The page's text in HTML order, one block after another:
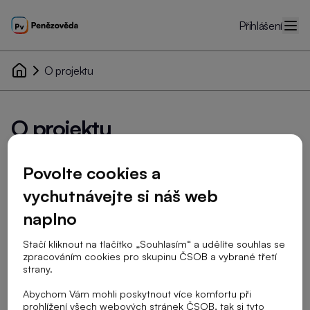
Přihlášení
O projektu
O projektu
Vzděláváme děti, učitele a seniory – Finanční, digitální
a udržitelné vzdělávání ČSOB nejenom pro školy.
Od roku 2016 nabízíme základním a středním školám výukový
program Finanční vzdělávání ČSOB pro školy. Do
vzdělávacího programu je zapojeno přes 500 zaměstnanců
(dobrovolných ambasadorů) ČSOB, kteří ve více než 1100
českých škol odučili přes 6400 hodin a předstoupili před 100
Povolte cookies a
vychutnávejte si náš web
naplno
Stačí kliknout na tlačítko „Souhlasím“ a udělíte souhlas se
zpracováním cookies pro skupinu ČSOB a vybrané třetí
strany.
Abychom Vám mohli poskytnout více komfortu při
prohlížení všech webových stránek ČSOB, tak si tyto